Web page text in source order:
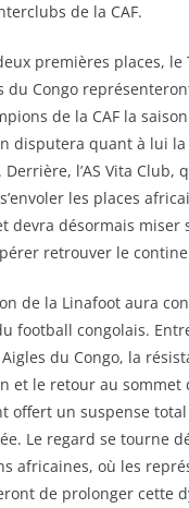
de la CAF.
premières places, le
du Congo
de la CAF la
disputera quant à lui la
l’AS Vita Club,
les places
devra désormais miser
retrouver le
de la Linafoot aura
football congolais.
du Congo, la
et le retour au sommet
offert un suspense total
Le regard se tourne
africaines, où les
de prolonger cette